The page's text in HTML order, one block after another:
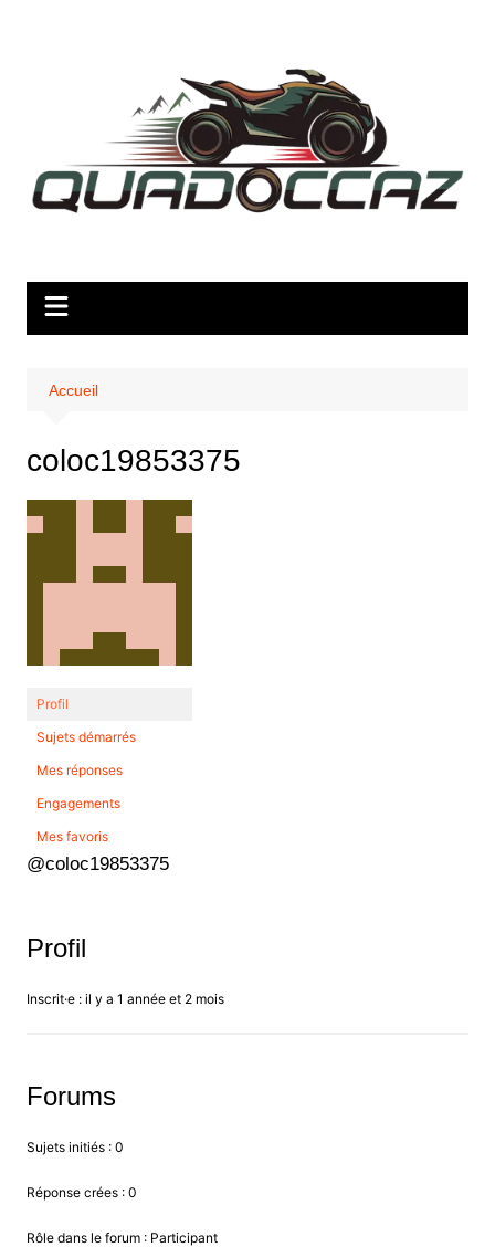
Accueil
coloc19853375
Profil
Sujets démarrés
Mes réponses
Engagements
Mes favoris
@coloc19853375
Profil
Inscrit·e : il y a 1 année et 2 mois
Forums
Sujets initiés : 0
Réponse crées : 0
Rôle dans le forum : Participant